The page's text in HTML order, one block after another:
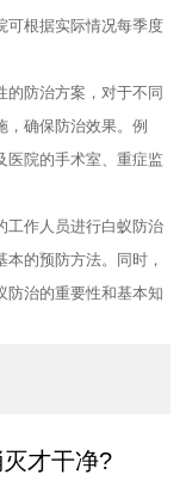
可根据实际情况每季度
的防治方案，对于不同
，确保防治效果。例
医院的手术室、重症监
工作人员进行白蚁防治
的预防方法。同时，
防治的重要性和基本知
才干净?